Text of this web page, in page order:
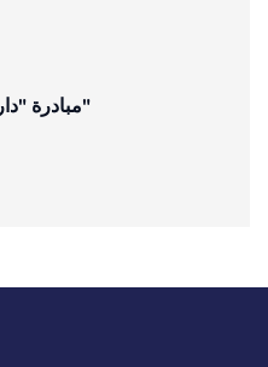
مبادرة "دارنا ترفع الراية"